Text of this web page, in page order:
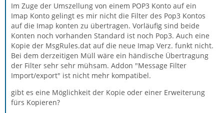
Im Zuge der Umszellung von einem POP3 Konto auf ein
Imap Konto gelingt es mir nicht die Filter des Pop3 Kontos
auf die Imap konten zu übertragen. Vorläufig sind beide
Konten noch vorhanden Standard ist noch Pop3. Auch eine
Kopie der MsgRules.dat auf die neue Imap Verz. funkt nicht.
Bei dem derzeitigen Müll wäre ein händische Übertragung
der Filter sehr sehr mühsam. Addon "Message Filter
Import/export" ist nicht mehr kompatibel.
gibt es eine Möglichkeit der Kopie oder einer Erweiterung
fürs Kopieren?